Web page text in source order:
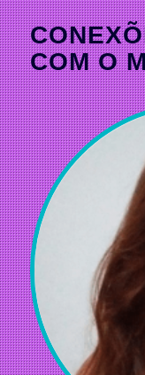
COM O